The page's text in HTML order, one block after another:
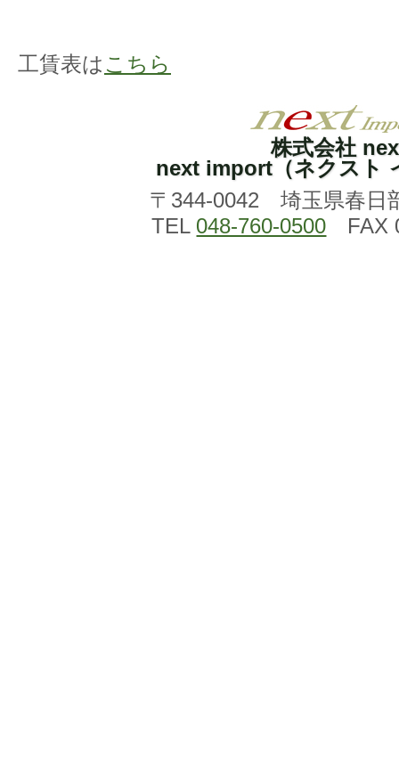
工賃表は こちら
株式会社
next import（ネクスト
〒344-0042 埼玉県春日
TEL 048-760-0500 FAX